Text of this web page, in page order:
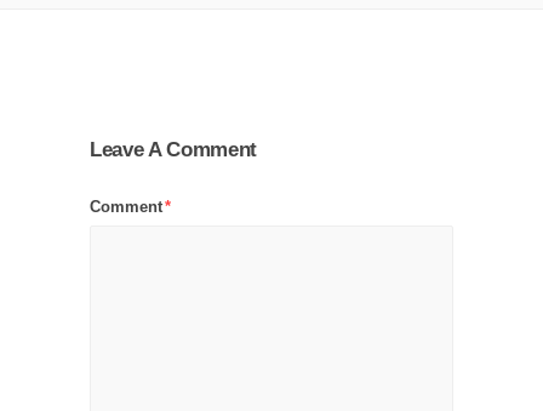
Leave A Comment
Comment*